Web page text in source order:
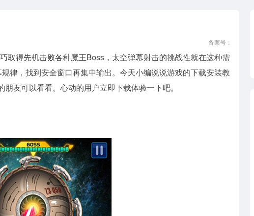
备案号：
取得先机击败各种魔王Boss，太空弹幕射击的挑战性就在这种需
律，找到安全窗口再集中输出。今天小编说说游戏的下载安装教
友可以看看。心动的用户立即下载体验一下吧。